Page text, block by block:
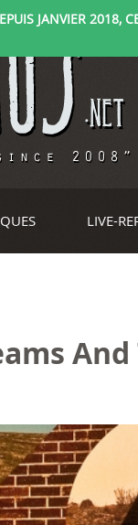
JANVIER 2018,
LIVE-
And